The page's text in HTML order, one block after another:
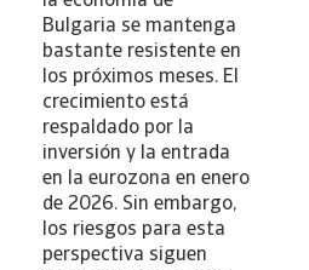
Bulgaria se mantenga
bastante resistente en
los próximos meses. El
crecimiento está
respaldado por la
inversión y la entrada
en la eurozona en enero
de 2026. Sin embargo,
los riesgos para esta
perspectiva siguen